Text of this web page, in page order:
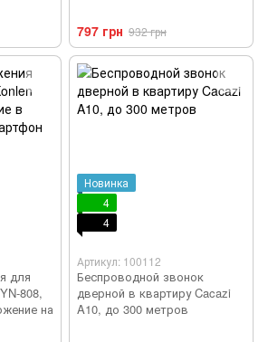
797 грн 932 грн
для
808,
на
Новинка
4
4
Артикул: 100112
Беспроводной звонок
дверной в квартиру Cacazi
A10, до 300 метров